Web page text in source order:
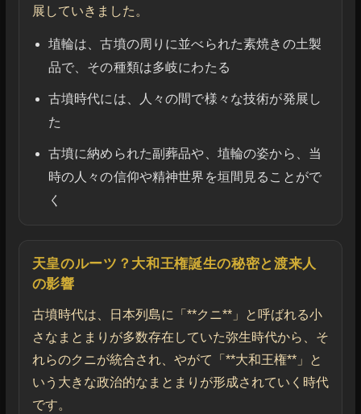
展していきました。
埴輪は、古墳の周りに並べられた素焼きの土製
品で、その種類は多岐にわたる
古墳時代には、人々の間で様々な技術が発展し
た
古墳に納められた副葬品や、埴輪の姿から、当
時の人々の信仰や精神世界を垣間見ることがで
く
天皇のルーツ？大和王権誕生の秘密と渡来人
の影響
古墳時代は、日本列島に「**クニ**」と呼ばれる小
さなまとまりが多数存在していた弥生時代から、そ
れらのクニが統合され、やがて「**大和王権**」と
いう大きな政治的なまとまりが形成されていく時代
です。